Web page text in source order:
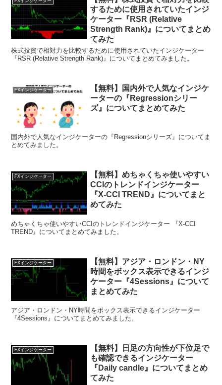
するために使用されていたインジ
ケーター『RSR (Relative
Strength Rank)』についてまとめ
てみた
株式投資で相対力を比較するために使用されていたインジケーター
『RSR (Relative Strength Rank)』についてまとめてみました。
FXインジケーター
【無料】国内外で人気なインジケ
ーターの『Regressionシリー
ズ』についてまとめてみた
国内外で人気なインジケーターの『Regressionシリーズ』についてま
とめてみました。
FXインジケーター
【無料】めちゃくちゃ使いやすい
CCIのトレンドインジケーター
『X-CCI TREND』についてまと
めてみた
めちゃくちゃ使いやすいCCIのトレンドインジケーター 『X-CCI
TREND』についてまとめてみました。
FXインジケーター
【無料】アジア・ロンドン・NY
時間をボックス表示できるインジ
ケーター『4Sessions』について
まとめてみた
アジア・ロンドン・NY時間をボックス表示できるインジケーター
『4Sessions』についてまとめてみました。
FXインジケーター
【無料】日足の方向性が下位足で
も確認できるインジケーター
『Daily candle』についてまとめ
てみた